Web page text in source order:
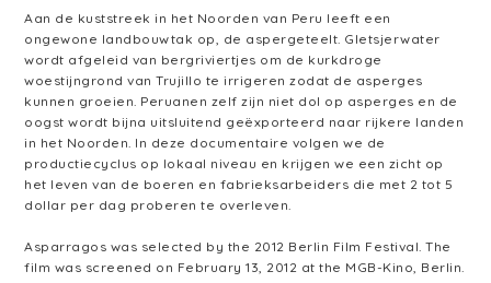
Aan de kuststreek in het Noorden van Peru leeft een
ongewone landbouwtak op, de aspergeteelt. Gletsjerwater
wordt afgeleid van bergriviertjes om de kurkdroge
woestijngrond van Trujillo te irrigeren zodat de asperges
kunnen groeien. Peruanen zelf zijn niet dol op asperges en de
oogst wordt bijna uitsluitend geëxporteerd naar rijkere landen
in het Noorden. In deze documentaire volgen we de
productiecyclus op lokaal niveau en krijgen we een zicht op
het leven van de boeren en fabrieksarbeiders die met 2 tot 5
dollar per dag proberen te overleven.
Asparragos was selected by the 2012 Berlin Film Festival. The
film was screened on February 13, 2012 at the MGB-Kino, Berlin.